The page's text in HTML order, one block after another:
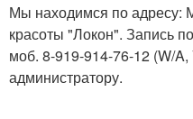
Мы находимся по адресу:
красоты "Локон". Запись
моб. 8-919-914-76-12 (W/
администратору.